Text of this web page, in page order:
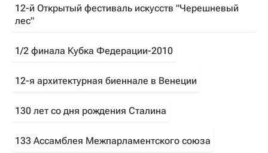
12-й Открытый фестиваль искусств "Черешневый
лес"
1/2 финала Кубка Федерации-2010
12-я архитектурная биеннале в Венеции
130 лет со дня рождения Сталина
133 Ассамблея Межпарламентского союза